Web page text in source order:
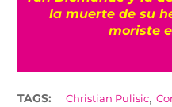
la muerte de su
moriste
TAGS: Christian Pulisic,